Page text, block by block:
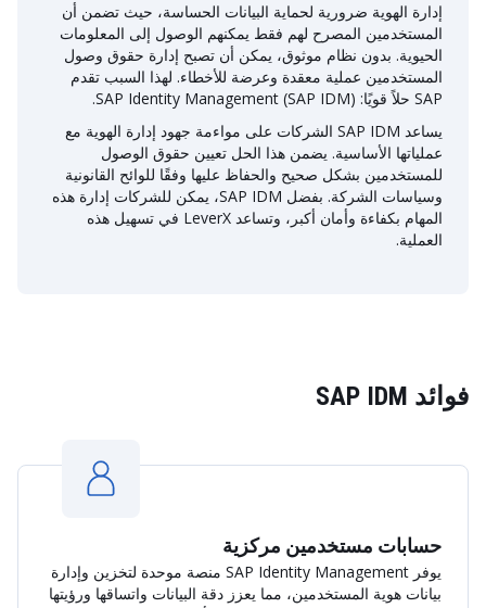
إدارة الهوية ضرورية لحماية البيانات الحساسة، حيث تضمن أن
المستخدمين المصرح لهم فقط يمكنهم الوصول إلى المعلومات
الحيوية. بدون نظام موثوق، يمكن أن تصبح إدارة حقوق وصول
المستخدمين عملية معقدة وعرضة للأخطاء. لهذا السبب تقدم
SAP حلاً قويًا: SAP Identity Management (SAP IDM).
يساعد SAP IDM الشركات على مواءمة جهود إدارة الهوية مع
عملياتها الأساسية. يضمن هذا الحل تعيين حقوق الوصول
للمستخدمين بشكل صحيح والحفاظ عليها وفقًا للوائح القانونية
وسياسات الشركة. بفضل SAP IDM، يمكن للشركات إدارة هذه
المهام بكفاءة وأمان أكبر، وتساعد LeverX في تسهيل هذه
العملية.
فوائد SAP IDM
حسابات مستخدمين مركزية
يوفر SAP Identity Management منصة موحدة لتخزين وإدارة
بيانات هوية المستخدمين، مما يعزز دقة البيانات واتساقها ورؤيتها